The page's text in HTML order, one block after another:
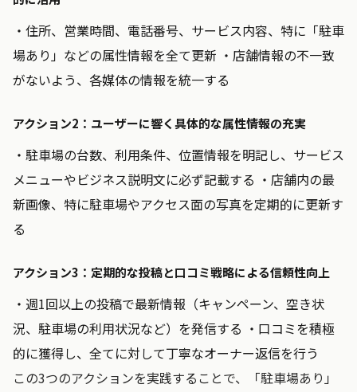
・住所、営業時間、電話番号、サービス内容、特に「駐車
場あり」などの属性情報を全て更新 ・店舗情報の不一致
がないよう、各媒体の情報を統一する
アクション2：ユーザーに響く具体的な属性情報の充実
・駐車場の台数、利用条件、位置情報を明記し、サービス
メニューやビジネス説明文に必ず記載する ・店舗内の最
新画像、特に駐車場やアクセス面の写真を定期的に更新す
る
アクション3：定期的な投稿と口コミ戦略による信頼性向上
・週1回以上の投稿で最新情報（キャンペーン、空き状
況、駐車場の利用状況など）を発信する ・口コミを積極
的に獲得し、全てに対して丁寧なオーナー返信を行う
この3つのアクションを実践することで、「駐車場あり」